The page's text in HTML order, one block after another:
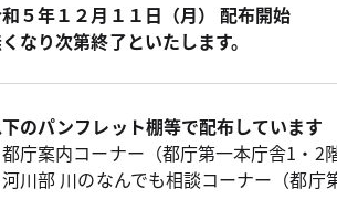
５年１２月１１日（月） 配布開始
なり次第終了といたします。
のパンフレット棚等で配布しています
都庁案内コーナー（都庁第一本庁舎1・2
河川部 川のなんでも相談コーナー（都